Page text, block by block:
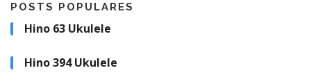
POSTS POPULARES
Hino 63 Ukulele
Hino 394 Ukulele